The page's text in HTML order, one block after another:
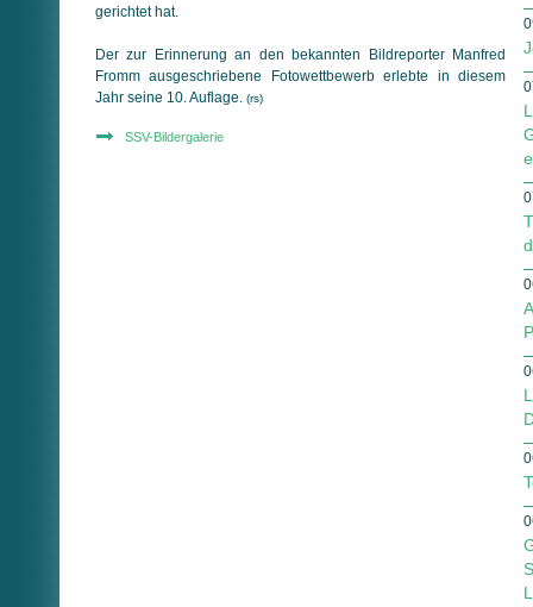
gerichtet hat.
Der zur Erinnerung an den bekannten Bildreporter Manfred
Fromm ausgeschriebene Fotowettbewerb erlebte in diesem
Jahr seine 10. Auflage. (rs)
SSV-Bildergalerie